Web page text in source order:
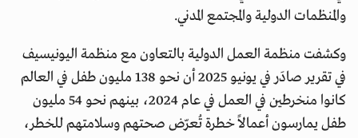
والمنظمات الدولية والمجتمع المدني.
وكشفت منظمة العمل الدولية بالتعاون مع منظمة اليونيسيف
في تقرير صادَر في يونيو 2025 أن نحو 138 مليون طفل في العالم
كانوا منخرطين في العمل في عام 2024، بينهم نحو 54 مليون
طفل يمارسون أعمالاً خطرة تُعرّض صحتهم وسلامتهم للخطر،